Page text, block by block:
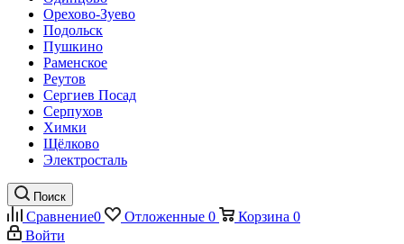
Орехово-Зуево
Подольск
Пушкино
Раменское
Реутов
Сергиев Посад
Серпухов
Химки
Щёлково
Электросталь
Поиск
Сравнение0 Отложенные 0 Корзина 0
Войти